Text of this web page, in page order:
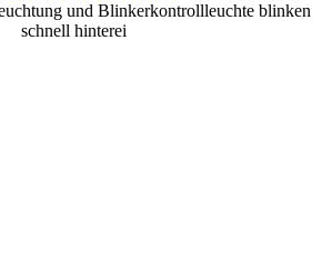
und Blinkerkontrollleuchte blinken
schnell hinterei